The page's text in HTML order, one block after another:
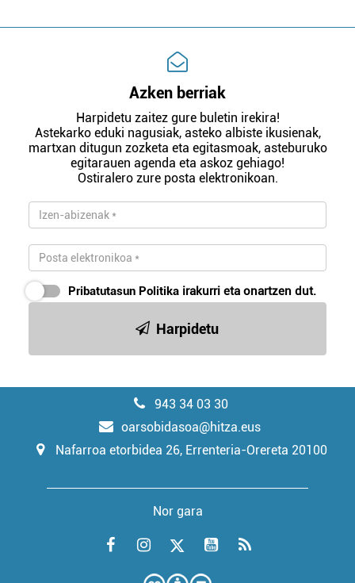
Azken berriak
Harpidetu zaitez gure buletin irekira!
Astekarko eduki nagusiak, asteko albiste ikusienak,
martxan ditugun zozketa eta egitasmoak, asteburuko
egitarauen agenda eta askoz gehiago!
Ostiralero zure posta elektronikoan.
Pribatutasun Politika irakurri eta onartzen dut.
Harpidetu
943 34 03 30
oarsobidasoa@hitza.eus
Nafarroa etorbidea 26, Errenteria-Orereta 20100
Nor gara